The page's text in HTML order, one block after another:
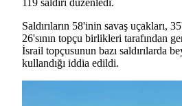
119 saldırı düzenledi.
Saldırıların 58'inin savaş uçakları,
26'sının topçu birlikleri tarafından
İsrail topçusunun bazı saldırılarda
kullandığı iddia edildi.